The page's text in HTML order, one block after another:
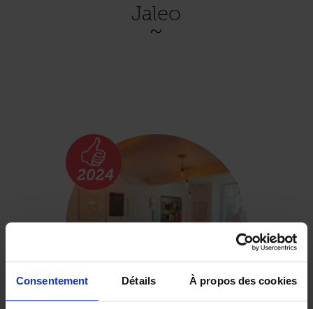
Consentement Détails À propos des cookies
Jaleo